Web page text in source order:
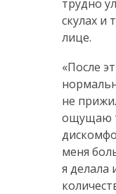
трудно
скулах и
лице.
«После
не
ощущаю
меня
я делала